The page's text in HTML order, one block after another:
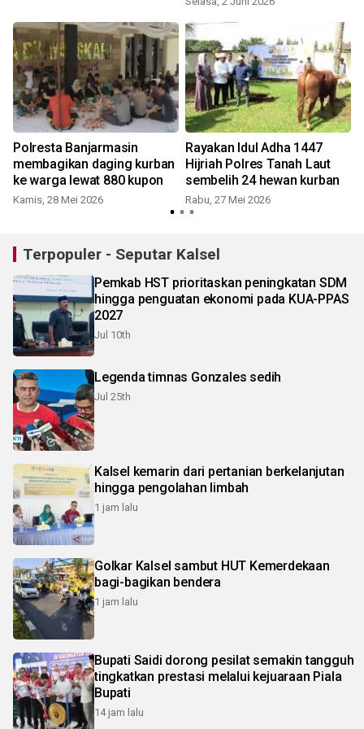
Polresta Banjarmasin
membagikan daging kurban
ke warga lewat 880 kupon
Kamis, 28 Mei 2026
Rayakan Idul Adha 1447
Hijriah Polres Tanah Laut
sembelih 24 hewan kurban
Rabu, 27 Mei 2026
Terpopuler - Seputar Kalsel
Pemkab HST prioritaskan peningkatan SDM
hingga penguatan ekonomi pada KUA-PPAS
2027
Jul 10th
Legenda timnas Gonzales sedih
Jul 25th
Kalsel kemarin dari pertanian berkelanjutan
hingga pengolahan limbah
1 jam lalu
Golkar Kalsel sambut HUT Kemerdekaan
bagi-bagikan bendera
1 jam lalu
Bupati Saidi dorong pesilat semakin tangguh
tingkatkan prestasi melalui kejuaraan Piala
Bupati
14 jam lalu